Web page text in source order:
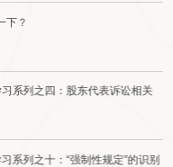
下？
系列之四：股东代表诉讼相关
系列之十：“强制性规定”的识别